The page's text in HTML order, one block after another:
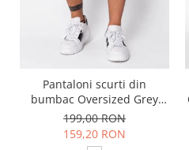
Pantaloni scurti din
bumbac Oversized Grey
Anthracite
199,00 RON
159,20 RON